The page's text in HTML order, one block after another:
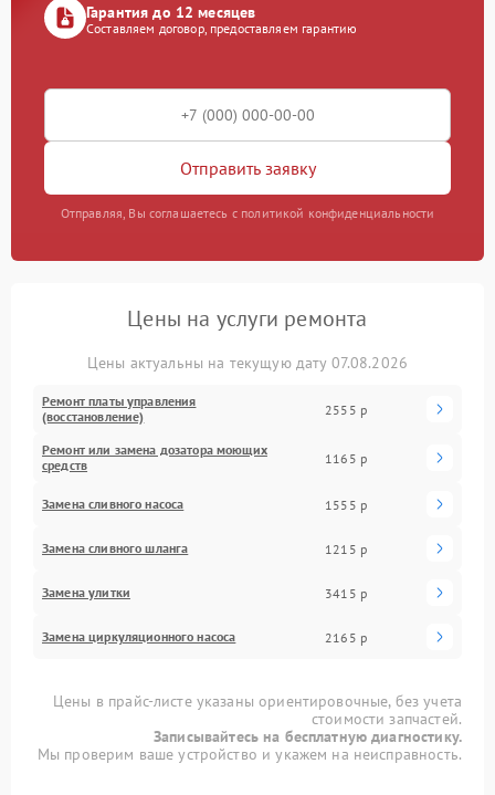
Гарантия до 12 месяцев
Составляем договор, предоставляем гарантию
Отправить заявку
Отправляя, Вы соглашаетесь с политикой конфиденциальности
Цены на услуги ремонта
Цены актуальны на текущую дату 07.08.2026
Ремонт платы управления
(восстановление)
2555 р
Ремонт или замена дозатора моющих
средств
1165 р
Замена сливного насоса 1555 р
Замена сливного шланга 1215 р
Замена улитки 3415 р
Замена циркуляционного насоса 2165 р
Цены в прайс-листе указаны ориентировочные, без учета
стоимости запчастей.
Записывайтесь на бесплатную диагностику.
Мы проверим ваше устройство и укажем на неисправность.